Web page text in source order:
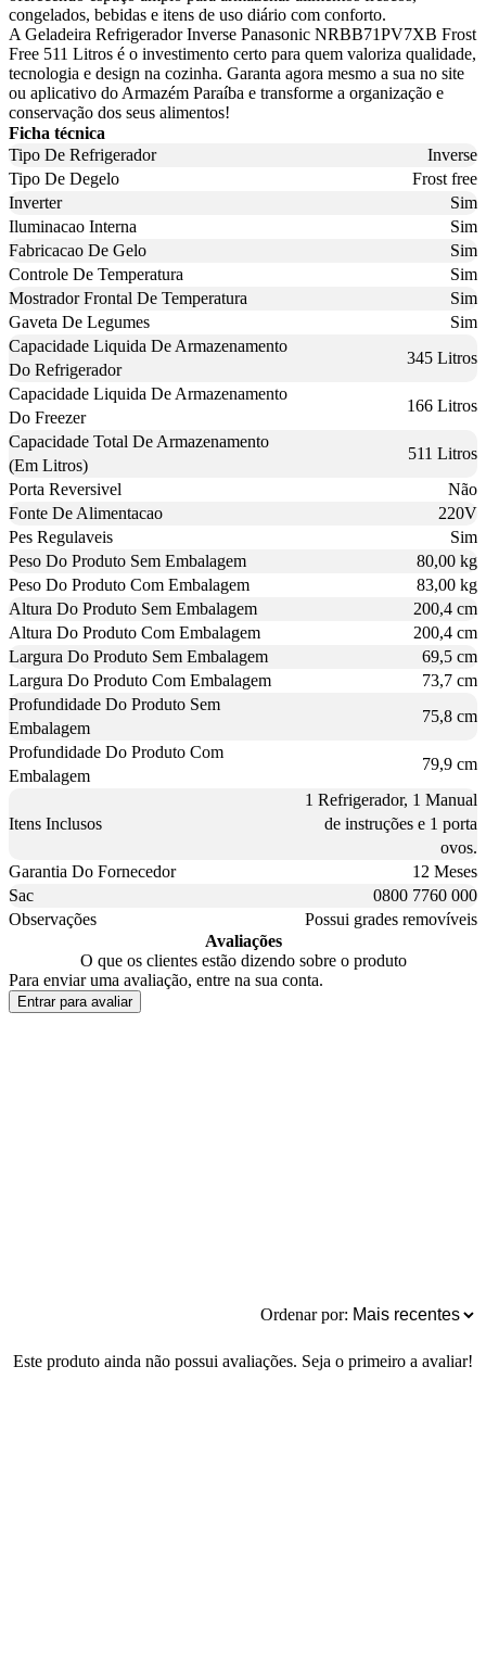
congelados, bebidas e itens de uso diário com conforto.
A Geladeira Refrigerador Inverse Panasonic NRBB71PV7XB Frost
Free 511 Litros é o investimento certo para quem valoriza qualidade,
tecnologia e design na cozinha. Garanta agora mesmo a sua no site
ou aplicativo do Armazém Paraíba e transforme a organização e
conservação dos seus alimentos!
Ficha técnica
Tipo De Refrigerador
Inverse
Tipo De Degelo
Frost free
Inverter
Sim
Iluminacao Interna
Sim
Fabricacao De Gelo
Sim
Controle De Temperatura
Sim
Mostrador Frontal De Temperatura
Sim
Gaveta De Legumes
Sim
Capacidade Liquida De Armazenamento
Do Refrigerador
345 Litros
Capacidade Liquida De Armazenamento
Do Freezer
166 Litros
Capacidade Total De Armazenamento
(Em Litros)
511 Litros
Porta Reversivel
Não
Fonte De Alimentacao
220V
Pes Regulaveis
Sim
Peso Do Produto Sem Embalagem
80,00 kg
Peso Do Produto Com Embalagem
83,00 kg
Altura Do Produto Sem Embalagem
200,4 cm
Altura Do Produto Com Embalagem
200,4 cm
Largura Do Produto Sem Embalagem
69,5 cm
Largura Do Produto Com Embalagem
73,7 cm
Profundidade Do Produto Sem
Embalagem
75,8 cm
Profundidade Do Produto Com
Embalagem
79,9 cm
Itens Inclusos
1 Refrigerador, 1 Manual
de instruções e 1 porta
ovos.
Garantia Do Fornecedor
12 Meses
Sac
0800 7760 000
Observações
Possui grades removíveis
Avaliações
O que os clientes estão dizendo sobre o produto
Para enviar uma avaliação, entre na sua conta.
Entrar para avaliar
Ordenar por:
Este produto ainda não possui avaliações. Seja o primeiro a avaliar!